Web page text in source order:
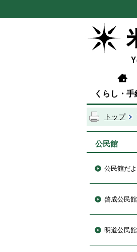
くらし・手
トップ
公民館
公民館だ
啓成公民館
明道公民館